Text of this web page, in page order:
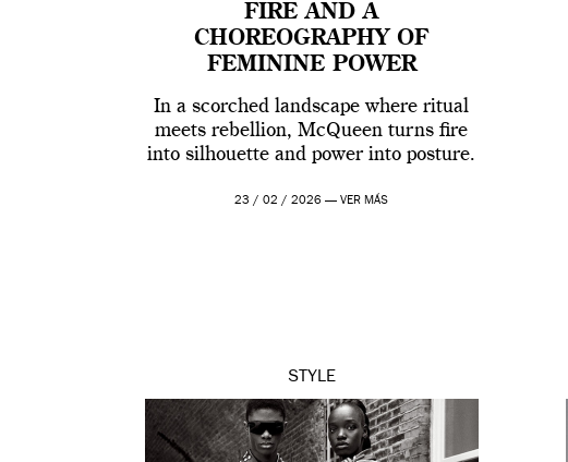
FIRE AND A
CHOREOGRAPHY OF
FEMININE POWER
In a scorched landscape where ritual
meets rebellion, McQueen turns fire
into silhouette and power into posture.
23 / 02 / 2026 —VER MÁS
STYLE